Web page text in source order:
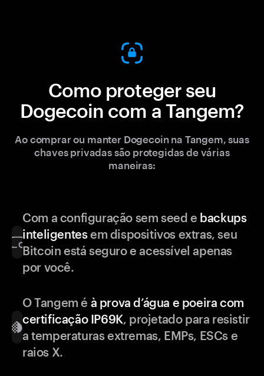
Como proteger seu
Dogecoin com a Tangem?
Ao comprar ou manter Dogecoin na Tangem, suas
chaves privadas são protegidas de várias
maneiras:
Com a configuração sem seed e backups
inteligentesem dispositivos extras, seu
Bitcoin está seguro e acessível apenas
por você.
O Tangem é à prova d’água e poeira com
certificação IP69K, projetado para resistir
a temperaturas extremas, EMPs, ESCs e
raios X.